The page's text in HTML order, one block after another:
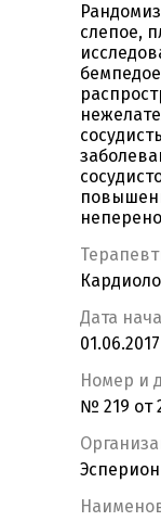
слепое,
Дата
Номер и
№ 219 от